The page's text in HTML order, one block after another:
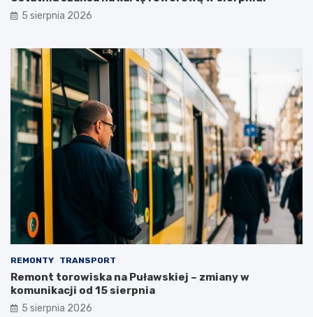
5 sierpnia 2026
REMONTY TRANSPORT
Remont torowiska na Puławskiej – zmiany w
komunikacji od 15 sierpnia
5 sierpnia 2026